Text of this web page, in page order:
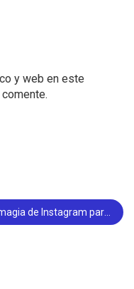
y web en este